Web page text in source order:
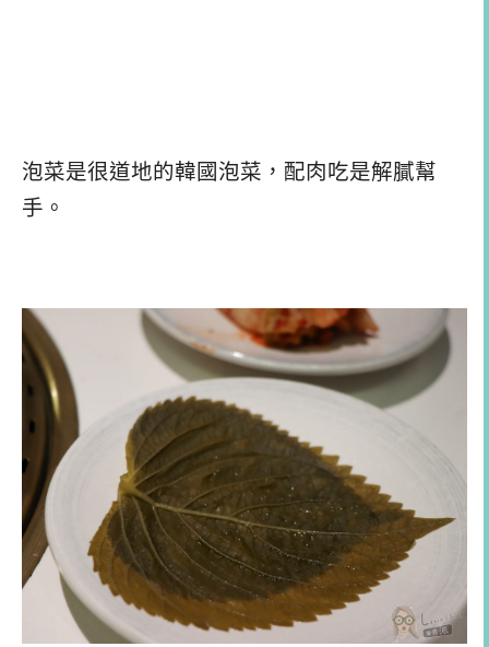
泡菜是很道地的韓國泡菜，配肉吃是解膩幫
手。